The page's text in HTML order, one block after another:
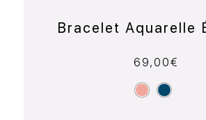
Bracelet Aquarelle
69,00€